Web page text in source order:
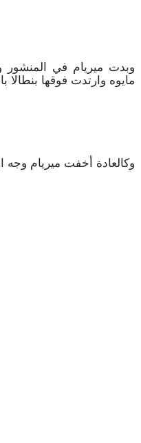
وبدت ميريام في
مايوه وارتدت فوقها بنطالا
وكالعادة أخفت ميريام وجه